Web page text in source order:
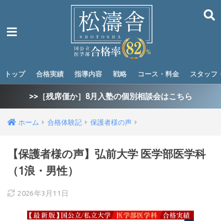
トップ 合格実績 指導内容 戦略 コース・料金 スタッフ
>>［残席僅か］8月入塾の個別相談会はこちら
ホーム 合格体験記 保護者様の声
【保護者様の声】弘前大学 医学部医学科
（1浪・男性）
2026年3月11日